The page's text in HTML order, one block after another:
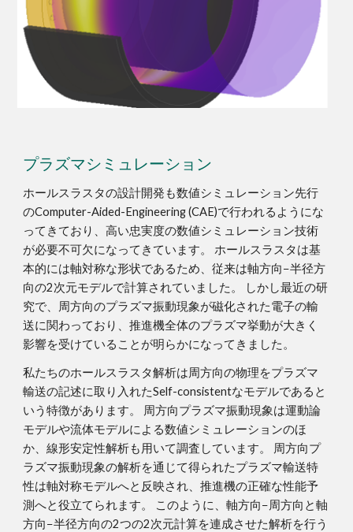
プラズマシミュレーション
ホールスラスタの設計開発も数値シミュレーション先行
のComputer-Aided-Engineering (CAE)で行われるようにな
ってきており、高い忠実度の数値シミュレーション技術
が必要不可欠になってきています。 ホールスラスタは基
本的には軸対称な形状であるため、従来は軸方向−半径方
向の2次元モデルで計算されていました。 しかし最近の研
究で、周方向のプラズマ振動現象が磁化された電子の輸
送に関わっており、推進機全体のプラズマ挙動が大きく
影響を受けていることが明らかになってきました。
私たちのホールスラスタ解析は周方向の物理をプラズマ
輸送の記述に取り入れたSelf-consistentなモデルであると
いう特徴があります。 周方向プラズマ振動現象は運動論
モデルや流体モデルによる数値シミュレーションのほ
か、線形安定性解析も用いて調査しています。 周方向プ
ラズマ振動現象の解析を通じて得られたプラズマ輸送特
性は軸対称モデルへと反映され、推進機の正確な性能予
測へと役立てられます。 このように、軸方向−周方向と軸
方向−半径方向の2つの2次元計算を連成させた解析を行う